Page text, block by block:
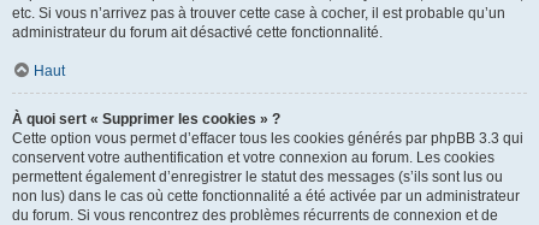
etc. Si vous n’arrivez pas à trouver cette case à cocher, il est probable qu’un
administrateur du forum ait désactivé cette fonctionnalité.
Haut
À quoi sert « Supprimer les cookies » ?
Cette option vous permet d’effacer tous les cookies générés par phpBB 3.3 qui
conservent votre authentification et votre connexion au forum. Les cookies
permettent également d’enregistrer le statut des messages (s’ils sont lus ou
non lus) dans le cas où cette fonctionnalité a été activée par un administrateur
du forum. Si vous rencontrez des problèmes récurrents de connexion et de